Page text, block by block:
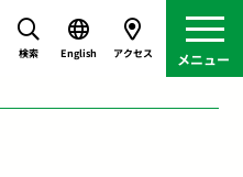
検索 English アクセス